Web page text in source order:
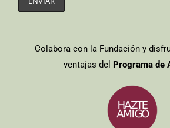
Colabora con la Fundación y
ventajas del Programa de